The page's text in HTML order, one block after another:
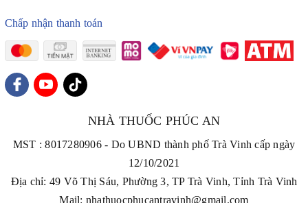
Chấp nhận thanh toán
NHÀ THUỐC PHÚC AN
MST : 8017280906 - Do UBND thành phố Trà Vinh cấp ngày
12/10/2021
Địa chỉ: 49 Võ Thị Sáu, Phường 3, TP Trà Vinh, Tỉnh Trà Vinh
Mail: nhathuocphucantravinh@gmail.com